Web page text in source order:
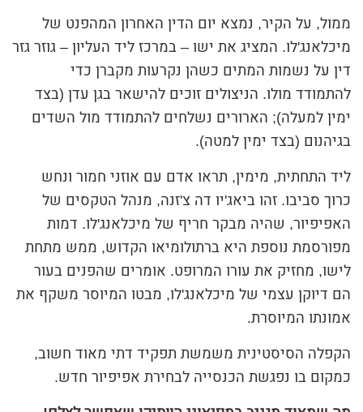
ממול, על הקיר, נמצא יום הדין האחרון המהפנט של
מיכלאנג'לו. המציג את ישו – במרכז ליד העליון – גוזר גזר
דין על נשמות המתים כשהן נקרעות מקברן כדי
להתמודד מולו. הניצולים זוכים להישאר בגן עדן (בצד
ימין למעלה); הארורים נשלחים להתמודד מול השדים
בגיהנום (בצד ימין למטה).
ליד התחתית, מימין, תראו אדם עם אוזני חמור ונחש
כרוך סביבו. זהו ביאג'יו דה צ'זנה, מנהל הטקסים של
האפיפיור, שהיה מבקר חריף של מיכלאנג'לו. דמות
מפורסמת נוספת היא ברתולומיאו הקדוש, ממש מתחת
לישו, מחזיק את עורו המרופט. אומרים שהפנים בעור
הם דיוקן עצמי של מיכלאנג'לו, מבטו המיוסר משקף את
אמונתו המיוסרת.
הקפלה הסיסטינית משמשת תפקיד דתי מאוד חשוב,
כמקום בו נפגשת הכנסייה לבחירת אפיפיור חדש.